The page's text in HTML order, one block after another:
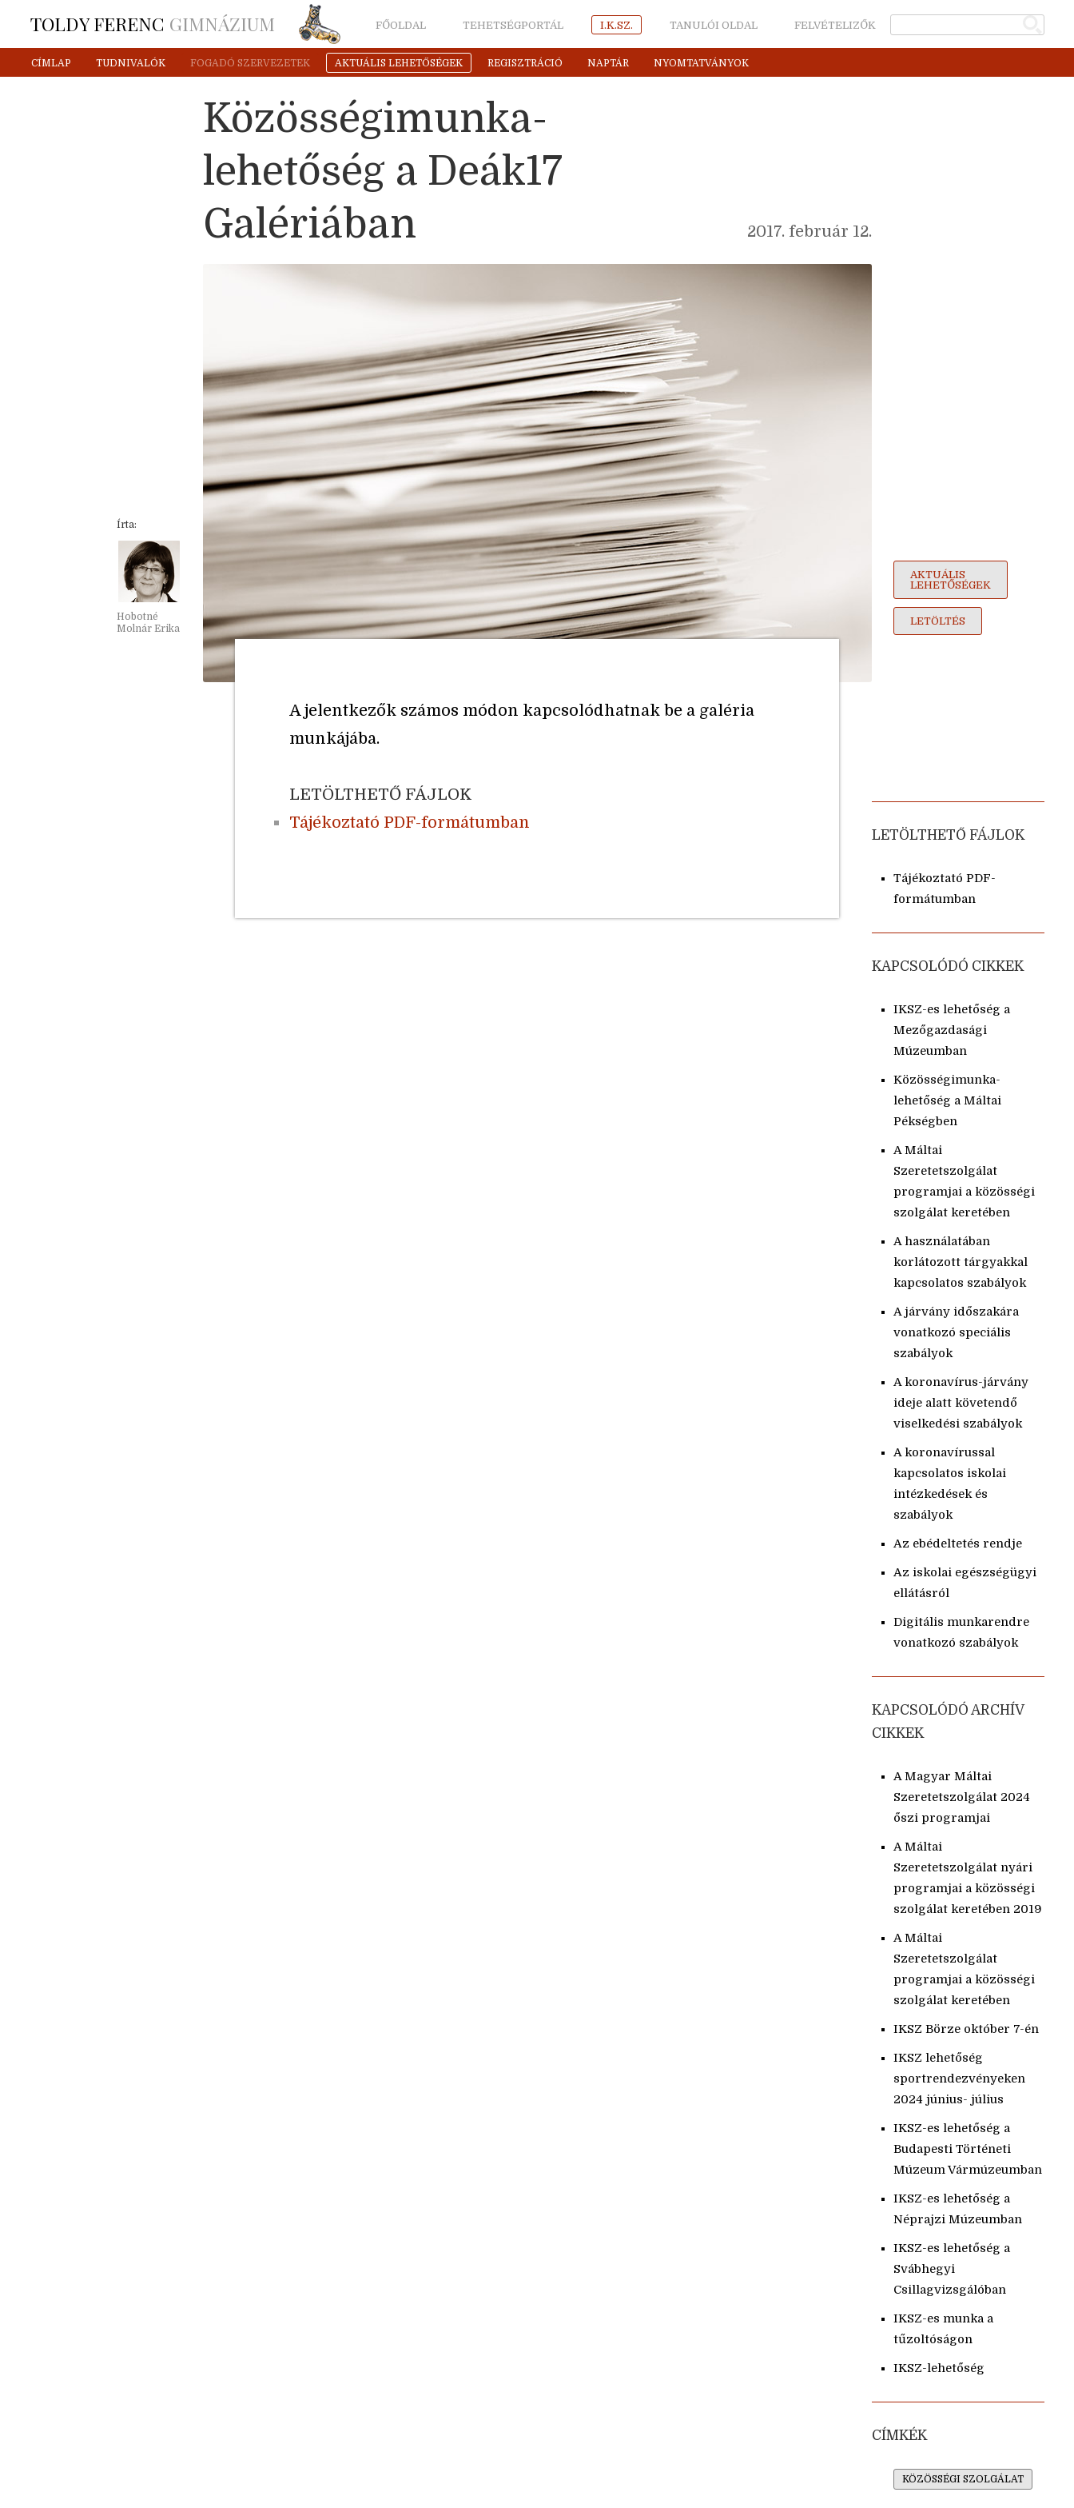
TOLDY FERENC GIMNÁZIUM FŐOLDAL TEHETSÉGPORTÁL I.K.SZ. TANULÓI OLDAL FELVÉTELIZŐK
CÍMLAP TUDNIVALÓK FOGADÓ SZERVEZETEK AKTUÁLIS LEHETŐSÉGEK REGISZTRÁCIÓ NAPTÁR NYOMTATVÁNYOK
Közösségimunka-
lehetőség a Deák17
Galériában
2017. február 12.
Írta:
Hobotné
Molnár Erika
AKTUÁLIS
LEHETŐSÉGEK
LETÖLTÉS
A jelentkezők számos módon kapcsolódhatnak be a galéria
munkájába.
LETÖLTHETŐ FÁJLOK
Tájékoztató PDF-formátumban
LETÖLTHETŐ FÁJLOK
Tájékoztató PDF-
formátumban
KAPCSOLÓDÓ CIKKEK
IKSZ-es lehetőség a
Mezőgazdasági
Múzeumban
Közösségimunka-
lehetőség a Máltai
Pékségben
A Máltai
Szeretetszolgálat
programjai a közösségi
szolgálat keretében
A használatában
korlátozott tárgyakkal
kapcsolatos szabályok
A járvány időszakára
vonatkozó speciális
szabályok
A koronavírus-járvány
ideje alatt követendő
viselkedési szabályok
A koronavírussal
kapcsolatos iskolai
intézkedések és
szabályok
Az ebédeltetés rendje
Az iskolai egészségügyi
ellátásról
Digitális munkarendre
vonatkozó szabályok
KAPCSOLÓDÓ ARCHÍV
CIKKEK
A Magyar Máltai
Szeretetszolgálat 2024
őszi programjai
A Máltai
Szeretetszolgálat nyári
programjai a közösségi
szolgálat keretében 2019
A Máltai
Szeretetszolgálat
programjai a közösségi
szolgálat keretében
IKSZ Börze október 7-én
IKSZ lehetőség
sportrendezvényeken
2024 június- július
IKSZ-es lehetőség a
Budapesti Történeti
Múzeum Vármúzeumban
IKSZ-es lehetőség a
Néprajzi Múzeumban
IKSZ-es lehetőség a
Svábhegyi
Csillagvizsgálóban
IKSZ-es munka a
tűzoltóságon
IKSZ-lehetőség
CÍMKÉK
KÖZÖSSÉGI SZOLGÁLAT